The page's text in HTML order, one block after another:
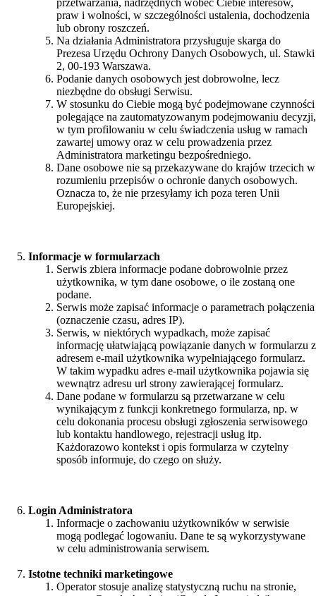
przetwarzania, nadrzędnych wobec Ciebie interesów,
praw i wolności, w szczególności ustalenia, dochodzenia
lub obrony roszczeń.
Na działania Administratora przysługuje skarga do
Prezesa Urzędu Ochrony Danych Osobowych, ul. Stawki
2, 00-193 Warszawa.
Podanie danych osobowych jest dobrowolne, lecz
niezbędne do obsługi Serwisu.
W stosunku do Ciebie mogą być podejmowane czynności
polegające na zautomatyzowanym podejmowaniu decyzji,
w tym profilowaniu w celu świadczenia usług w ramach
zawartej umowy oraz w celu prowadzenia przez
Administratora marketingu bezpośredniego.
Dane osobowe nie są przekazywane do krajów trzecich w
rozumieniu przepisów o ochronie danych osobowych.
Oznacza to, że nie przesyłamy ich poza teren Unii
Europejskiej.
Informacje w formularzach
Serwis zbiera informacje podane dobrowolnie przez
użytkownika, w tym dane osobowe, o ile zostaną one
podane.
Serwis może zapisać informacje o parametrach połączenia
(oznaczenie czasu, adres IP).
Serwis, w niektórych wypadkach, może zapisać
informację ułatwiającą powiązanie danych w formularzu z
adresem e-mail użytkownika wypełniającego formularz.
W takim wypadku adres e-mail użytkownika pojawia się
wewnątrz adresu url strony zawierającej formularz.
Dane podane w formularzu są przetwarzane w celu
wynikającym z funkcji konkretnego formularza, np. w
celu dokonania procesu obsługi zgłoszenia serwisowego
lub kontaktu handlowego, rejestracji usług itp.
Każdorazowo kontekst i opis formularza w czytelny
sposób informuje, do czego on służy.
Login Administratora
Informacje o zachowaniu użytkowników w serwisie
mogą podlegać logowaniu. Dane te są wykorzystywane
w celu administrowania serwisem.
Istotne techniki marketingowe
Operator stosuje analizę statystyczną ruchu na stronie,